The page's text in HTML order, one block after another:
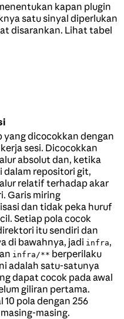
kapan plugin
satu sinyal diperlukan
disarankan. Lihat tabel
yang dicocokkan dengan
sesi. Dicocokkan
absolut dan, ketika
dalam repositori git,
relatif terhadap akar
Garis miring
dan tidak peka huruf
Setiap pola cocok
itu sendiri dan
di bawahnya, jadi infra,
infra/** berperilaku
adalah satu-satunya
dapat cocok pada awal
giliran pertama.
10 pola dengan 256
masing.